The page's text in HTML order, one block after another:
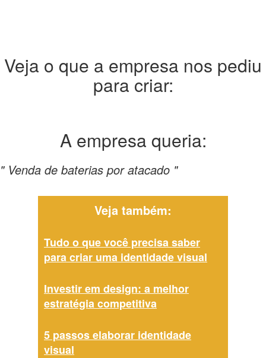
Veja o que a empresa nos pediu
para criar:
A empresa queria:
" Venda de baterias por atacado "
Veja também:
Tudo o que você precisa saber
para criar uma identidade visual
Investir em design: a melhor
estratégia competitiva
5 passos elaborar identidade
visual